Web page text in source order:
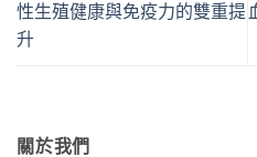
性生殖健康與免疫力的雙重提
升
關於我們